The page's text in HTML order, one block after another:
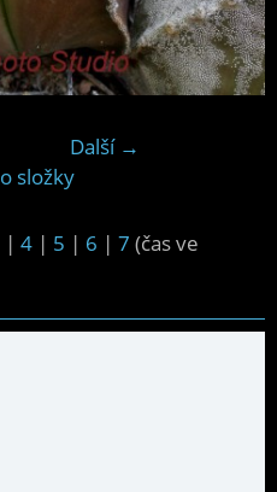
Další →
složky
| 4 | 5 | 6 | 7 (čas ve